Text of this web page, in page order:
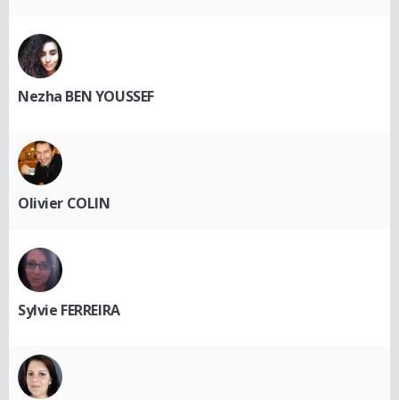
Nezha BEN YOUSSEF
Olivier COLIN
Sylvie FERREIRA